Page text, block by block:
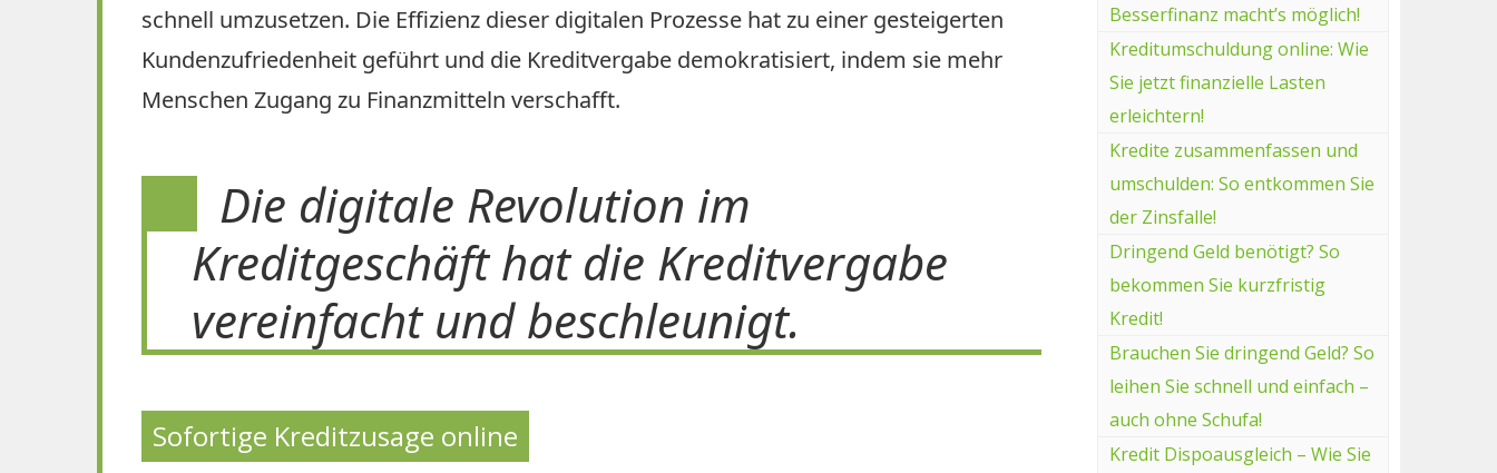
schnell umzusetzen. Die Effizienz dieser digitalen Prozesse hat zu einer gesteigerten
Kundenzufriedenheit geführt und die Kreditvergabe demokratisiert, indem sie mehr
Menschen Zugang zu Finanzmitteln verschafft.
Die digitale Revolution im
Kreditgeschäft hat die Kreditvergabe
vereinfacht und beschleunigt.
Sofortige Kreditzusage online
Besserfinanz macht’s möglich!
Kreditumschuldung online: Wie
Sie jetzt finanzielle Lasten
erleichtern!
Kredite zusammenfassen und
umschulden: So entkommen Sie
der Zinsfalle!
Dringend Geld benötigt? So
bekommen Sie kurzfristig
Kredit!
Brauchen Sie dringend Geld? So
leihen Sie schnell und einfach –
auch ohne Schufa!
Kredit Dispoausgleich – Wie Sie